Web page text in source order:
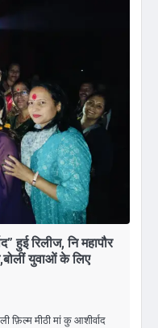
हुई रिलीज, नि महापौर
युवाओं के लिए
फ़िल्म मीठी मां कु आशीर्वाद